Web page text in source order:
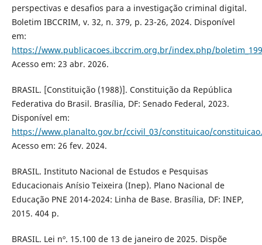
perspectivas e desafios para a investigação criminal digital.
Boletim IBCCRIM, v. 32, n. 379, p. 23-26, 2024. Disponível
em:
https://www.publicacoes.ibccrim.org.br/index.php/
Acesso em: 23 abr. 2026.
BRASIL. [Constituição (1988)]. Constituição da República
Federativa do Brasil. Brasília, DF: Senado Federal, 2023.
Disponível em:
https://www.planalto.gov.br/ccivil_03/constituicao/
Acesso em: 26 fev. 2024.
BRASIL. Instituto Nacional de Estudos e Pesquisas
Educacionais Anísio Teixeira (Inep). Plano Nacional de
Educação PNE 2014-2024: Linha de Base. Brasília, DF: INEP,
2015. 404 p.
BRASIL. Lei nº. 15.100 de 13 de janeiro de 2025. Dispõe